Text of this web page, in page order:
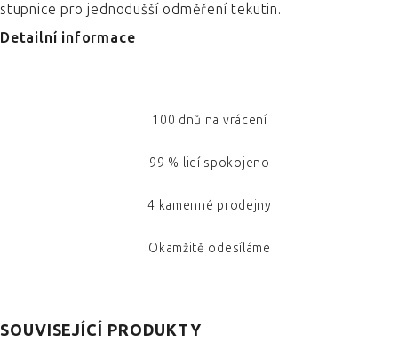
stupnice pro jednodušší odměření tekutin.
Detailní informace
100 dnů na vrácení
99 % lidí spokojeno
4 kamenné prodejny
Okamžitě odesíláme
SOUVISEJÍCÍ PRODUKTY